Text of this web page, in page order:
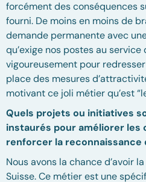
forcément des conséquences
fourni. De moins en moins de
demande permanente avec
qu’exige nos postes au service
vigoureusement pour
place des mesures
motivant ce joli métier qu’est
Quels projets ou initiatives
instaurés pour améliorer les
renforcer la reconnaissance
Nous avons la chance d’avoir
Suisse. Ce métier est une